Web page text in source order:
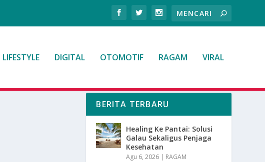
LIFESTYLE DIGITAL OTOMOTIF RAGAM VIRAL
BERITA TERBARU
Healing Ke Pantai: Solusi
Galau Sekaligus Penjaga
Kesehatan
Agu 6, 2026 | RAGAM